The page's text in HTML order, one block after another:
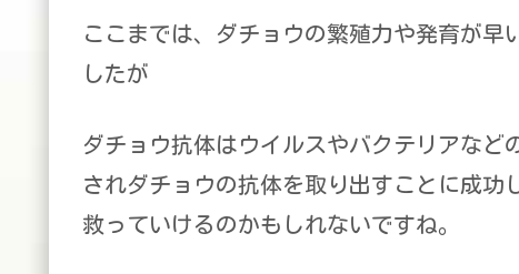
ここまでは、ダチョウの繁殖力や発育が
したが
ダチョウ抗体はウイルスやバクテリアな
されダチョウの抗体を取り出すことに成功
救っていけるのかもしれないですね。